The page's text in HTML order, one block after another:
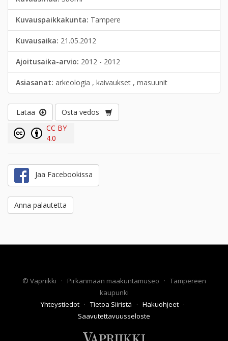
Kuvauspaikkakunta: Tampere
Kuvausaika: 21.05.2012
Ajoitusaika-arvio: 2012 - 2012
Asiasanat: arkeologia , kaivaukset , masuunit
Lataa
Osta vedos
CC BY
4.0
Jaa Facebookissa
Anna palautetta
© Vapriikki · Pirkanmaan maakuntamuseo · Tampereen
kaupunki
Yhteystiedot · Tietoa Siiristä · Hakuohjeet ·
Saavutettavuusseloste